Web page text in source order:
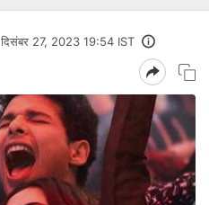
दिसंबर 27, 2023 19:54 IST